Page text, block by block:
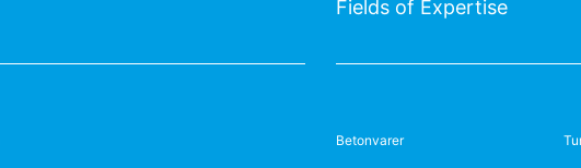
Fields of Expertise
Betonvarer